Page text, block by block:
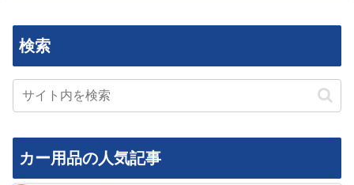
検索
カー用品の人気記事